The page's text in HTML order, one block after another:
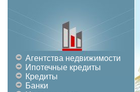
Агентства недвижимости
Ипотечные кредиты
Кредиты
Банки